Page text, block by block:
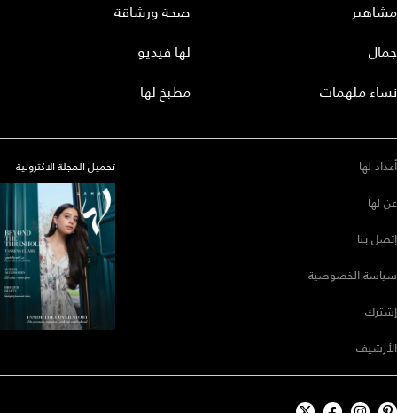
مشاهير
جمال
نساء ملهمات
صحة ورشاقة
لها فيديو
مطبخ لها
أعداد لها
عن لها
إتصل بنا
سياسة الخصوصية
إشترك
الأرشيف
تحميل المجلة الاكترونية